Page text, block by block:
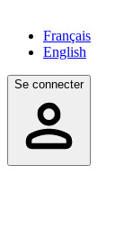
Français
English
Se connecter